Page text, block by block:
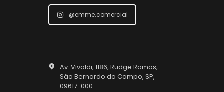
@emme.comercial
Av. Vivaldi, 1186, Rudge Ramos,
São Bernardo do Campo, SP,
09617-000.